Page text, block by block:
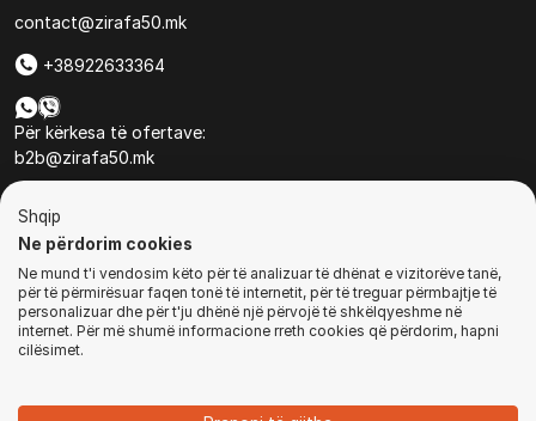
MË NJOFTO
contact@zirafa50.mk
+38922633364
Për kërkesa të ofertave:
b2b@zirafa50.mk
© Të gjitha të drejtat e rezervuara
Shqip
Ne përdorim cookies
Ne mund t'i vendosim këto për të analizuar të dhënat e vizitorëve tanë,
për të përmirësuar faqen tonë të internetit, për të treguar përmbajtje të
personalizuar dhe për t'ju dhënë një përvojë të shkëlqyeshme në
internet. Për më shumë informacione rreth cookies që përdorim, hapni
cilësimet.